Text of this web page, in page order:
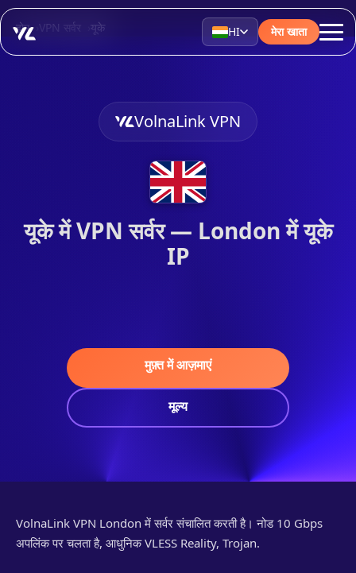
HI मेरा खाता
होम VPN सर्वर यूके
VolnaLink VPN
यूके में VPN सर्वर — London में यूके
IP
मुफ़्त में आज़माएं
मूल्य
VolnaLink VPN London में सर्वर संचालित करती है। नोड 10 Gbps
अपलिंक पर चलता है, आधुनिक VLESS Reality, Trojan.